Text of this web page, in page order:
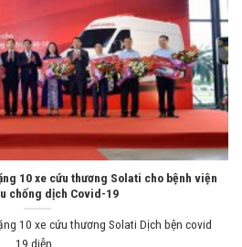
10 xe cứu thương Solati cho bệnh viện
chống dịch Covid-19
10 xe cứu thương Solati Dịch bện covid
19 diễn...